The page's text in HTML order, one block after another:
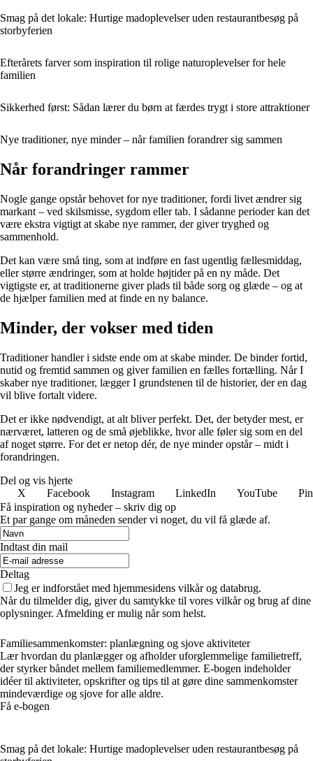
Smag på det lokale: Hurtige madoplevelser uden restaurantbesøg på
storbyferien
Efterårets farver som inspiration til rolige naturoplevelser for hele
familien
Sikkerhed først: Sådan lærer du børn at færdes trygt i store attraktioner
Nye traditioner, nye minder – når familien forandrer sig sammen
Når forandringer rammer
Nogle gange opstår behovet for nye traditioner, fordi livet ændrer sig
markant – ved skilsmisse, sygdom eller tab. I sådanne perioder kan det
være ekstra vigtigt at skabe nye rammer, der giver tryghed og
sammenhold.
Det kan være små ting, som at indføre en fast ugentlig fællesmiddag,
eller større ændringer, som at holde højtider på en ny måde. Det
vigtigste er, at traditionerne giver plads til både sorg og glæde – og at
de hjælper familien med at finde en ny balance.
Minder, der vokser med tiden
Traditioner handler i sidste ende om at skabe minder. De binder fortid,
nutid og fremtid sammen og giver familien en fælles fortælling. Når I
skaber nye traditioner, lægger I grundstenen til de historier, der en dag
vil blive fortalt videre.
Det er ikke nødvendigt, at alt bliver perfekt. Det, der betyder mest, er
nærværet, latteren og de små øjeblikke, hvor alle føler sig som en del
af noget større. For det er netop dér, de nye minder opstår – midt i
forandringen.
Del og vis hjerte
X
Facebook Instagram LinkedIn YouTube
Få inspiration og nyheder – skriv dig op
Et par gange om måneden sender vi noget, du vil få glæde af.
Indtast din mail
Deltag
Jeg er indforstået med hjemmesidens vilkår og databrug.
Når du tilmelder dig, giver du samtykke til vores vilkår og brug af dine
oplysninger. Afmelding er mulig når som helst.
Familiesammenkomster: planlægning og sjove aktiviteter
Lær hvordan du planlægger og afholder uforglemmelige familietreff,
der styrker båndet mellem familiemedlemmer. E-bogen indeholder
idéer til aktiviteter, opskrifter og tips til at gøre dine sammenkomster
mindeværdige og sjove for alle aldre.
Få e-bogen
Smag på det lokale: Hurtige madoplevelser uden restaurantbesøg på